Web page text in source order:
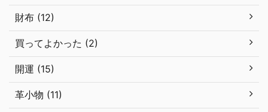
財布 (12)
買ってよかった (2)
開運 (15)
革小物 (11)